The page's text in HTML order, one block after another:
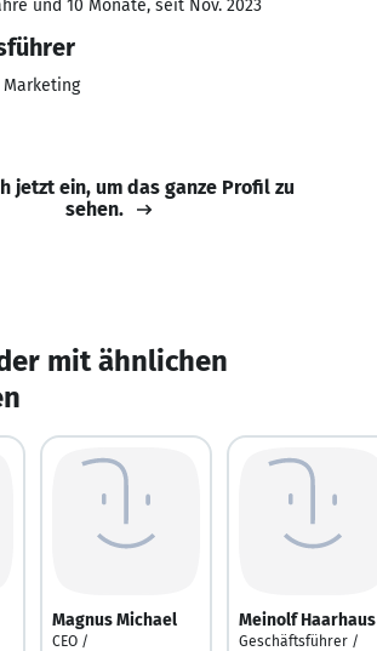
und 10 Monate, seit Nov. 2023
Marketing
jetzt ein, um das ganze Profil zu
sehen.
mit ähnlichen
Magnus Michael
CEO /
Meinolf Haarhaus
Geschäftsführer /